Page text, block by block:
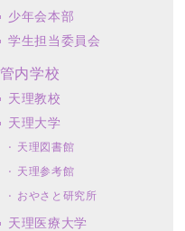
少年会本部
学生担当委員会
管内学校
天理教校
天理大学
天理図書館
天理参考館
おやさと研究所
天理医療大学